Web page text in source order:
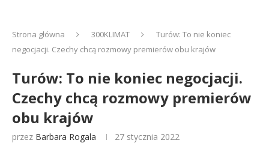
Strona główna 300KLIMAT
Turów: To nie koniec
negocjacji. Czechy chcą rozmowy premierów obu krajów
Turów: To nie koniec negocjacji.
Czechy chcą rozmowy premierów
obu krajów
przez Barbara Rogala 27 stycznia 2022